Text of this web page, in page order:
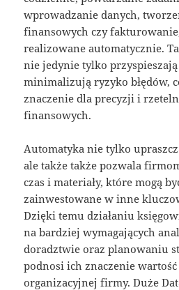
wprowadzanie danych,
finansowych czy
realizowane automatycznie.
nie jedynie tylko przyspieszają
minimalizują ryzyko błędów,
znaczenie dla precyzji i
finansowych.
Automatyka nie tylko
ale także także pozwala
czas i materiały, które mogą
zainwestowane w inne
Dzięki temu działaniu
na bardziej wymagających
doradztwie oraz planowaniu
podnosi ich znaczenie
organizacyjnej firmy. Duże